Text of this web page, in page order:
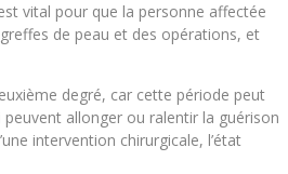
vital pour que la personne affectée
de peau et des opérations, et
degré, car cette période peut
allonger ou ralentir la guérison
intervention chirurgicale, l’état